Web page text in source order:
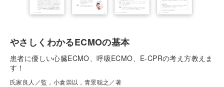
やさしくわかるECMOの基本
患者に優しい心臓ECMO、呼吸ECMO、E-CPRの考え方教えま
す！
氏家良人／監，小倉崇以，青景聡之／著